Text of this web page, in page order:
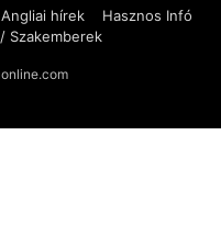
Angliai hírek
Hasznos Infó
Szakemberek